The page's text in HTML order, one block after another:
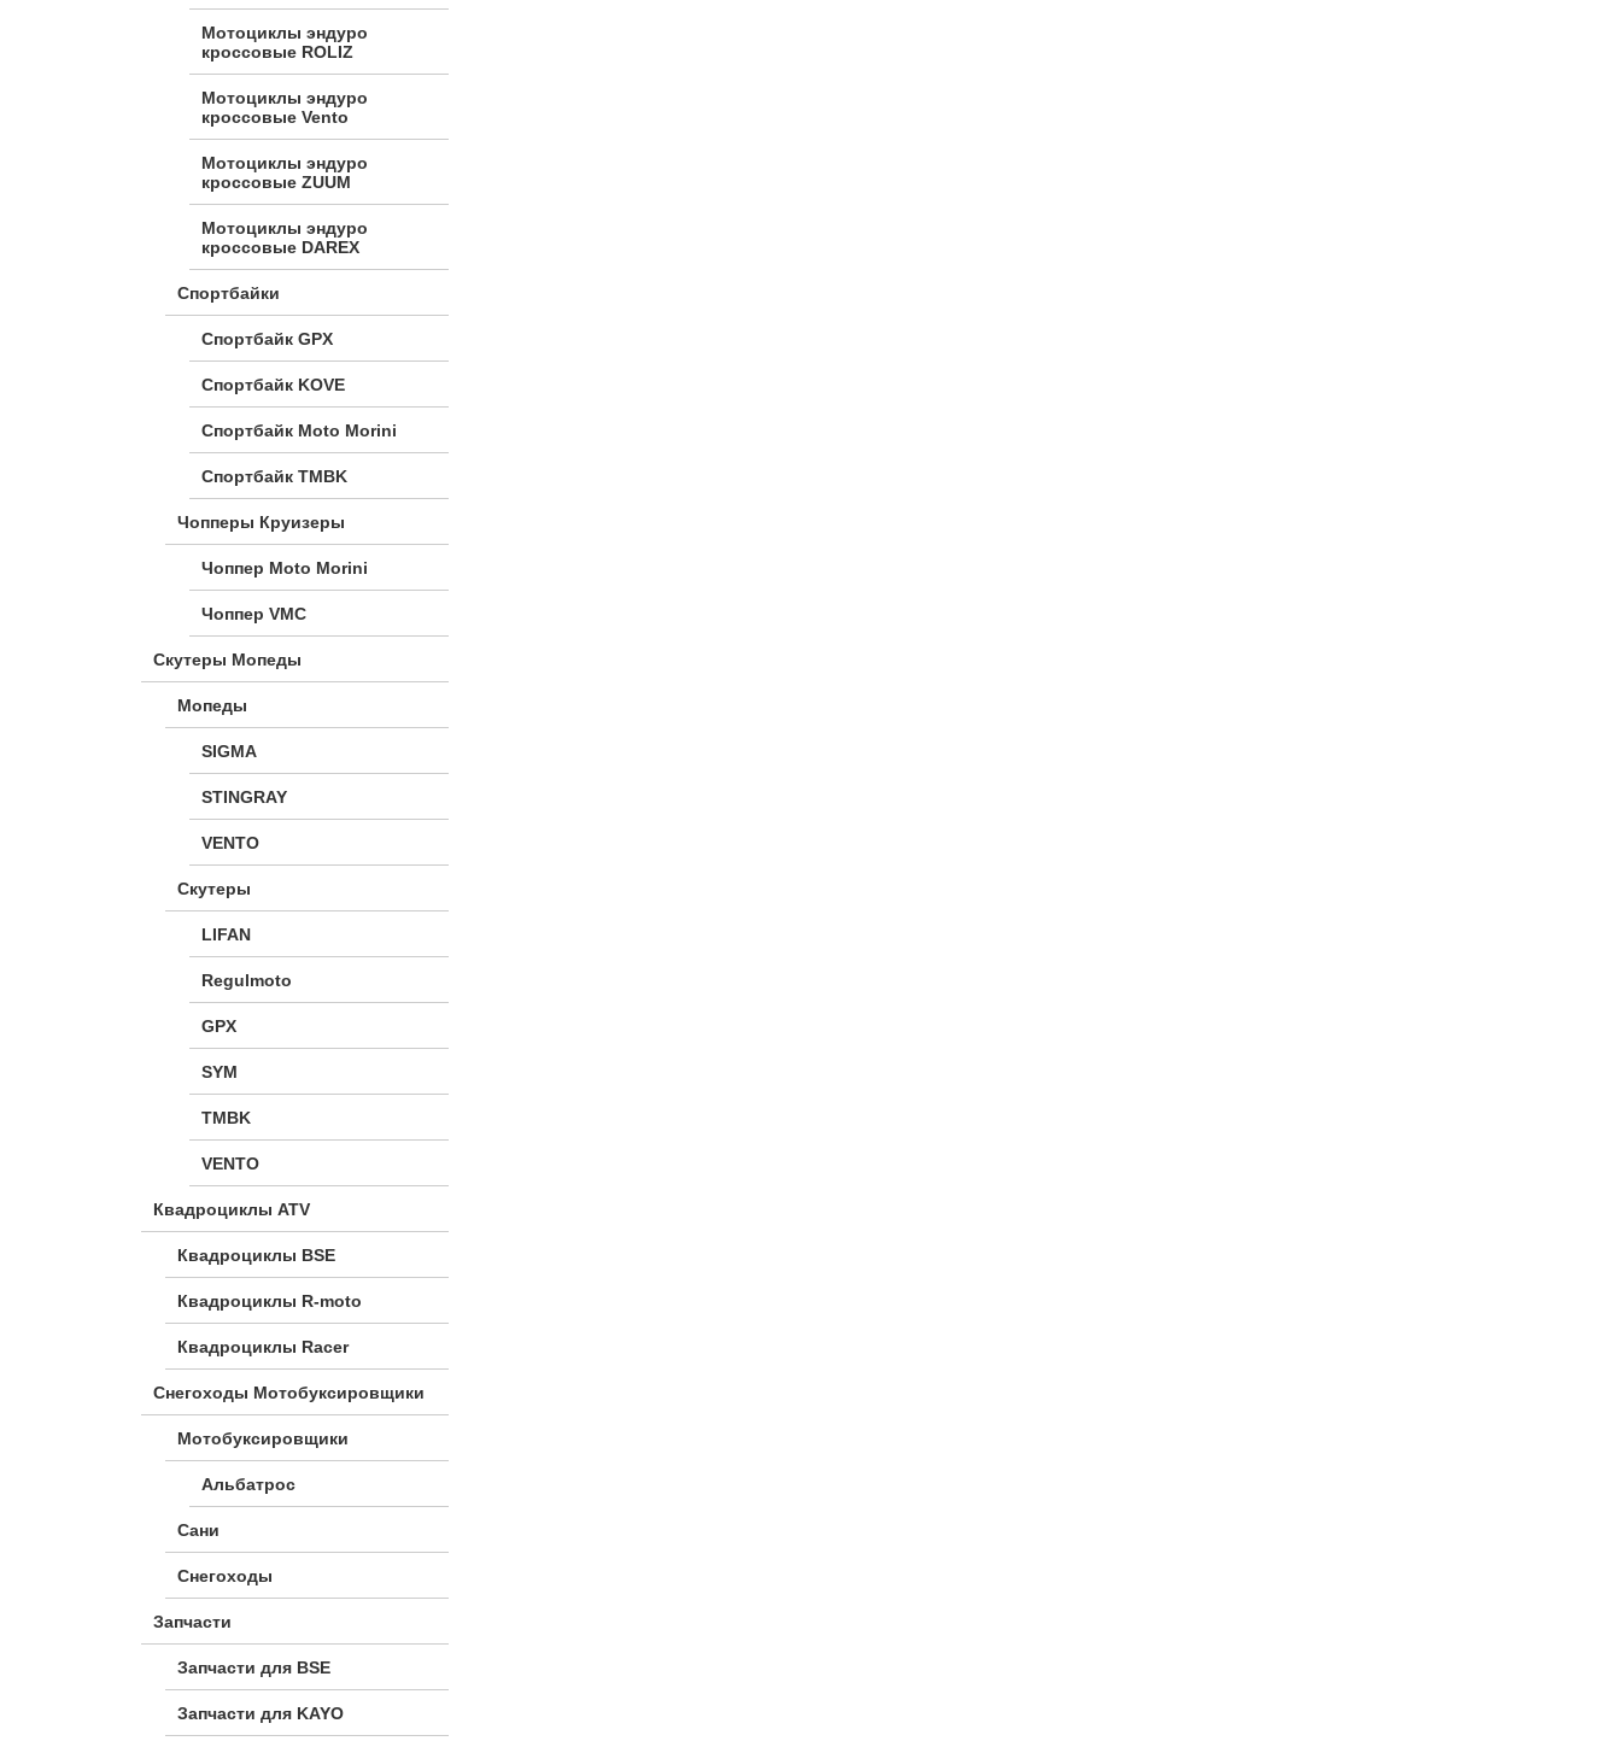
Мотоциклы эндуро
кроссовые ROLIZ
Мотоциклы эндуро
кроссовые Vento
Мотоциклы эндуро
кроссовые ZUUM
Мотоциклы эндуро
кроссовые DAREX
Спортбайки
Спортбайк GPX
Спортбайк KOVE
Спортбайк Moto Morini
Спортбайк TMBK
Чопперы Круизеры
Чоппер Moto Morini
Чоппер VMC
Скутеры Мопеды
Мопеды
SIGMA
STINGRAY
VENTO
Скутеры
LIFAN
Regulmoto
GPX
SYM
TMBK
VENTO
Квадроциклы ATV
Квадроциклы BSE
Квадроциклы R-moto
Квадроциклы Racer
Снегоходы Мотобуксировщики
Мотобуксировщики
Альбатрос
Сани
Снегоходы
Запчасти
Запчасти для BSE
Запчасти для KAYO